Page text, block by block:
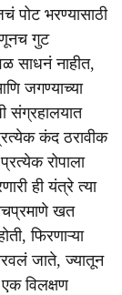
पोट भरण्यासाठी
गुट
साधनं नाहीत,
जगण्याच्या
संग्रहालयात
कंद ठरावीक
रोपाला
ही यंत्रे त्या
खत
फिरणाऱ्या
जाते, ज्यातून
विलक्षण